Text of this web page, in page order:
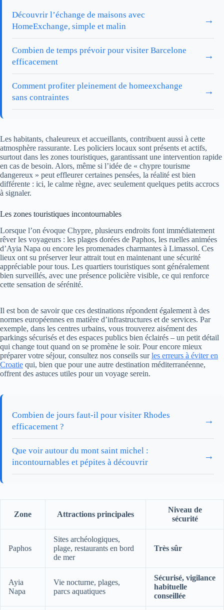
Découvrir l’échange de maisons avec
HomeExchange, simple et malin
→
Combien de temps prévoir pour visiter Barcelone
efficacement
→
Comment profiter pleinement de homeexchange
sans contraintes
→
Les habitants, chaleureux et accueillants, contribuent aussi à cette
atmosphère rassurante. Les policiers locaux sont présents et actifs,
surtout dans les zones touristiques, garantissant une intervention rapide
en cas de besoin. Alors, même si l’idée de « chypre tourisme
dangereux » peut effleurer certaines pensées, la réalité est bien
différente : ici, le calme règne, avec seulement quelques petits accrocs
à signaler.
Les zones touristiques incontournables
Lorsque l’on évoque Chypre, plusieurs endroits font immédiatement
rêver les voyageurs : les plages dorées de Paphos, les ruelles animées
d’Ayia Napa ou encore les promenades charmantes à Limassol. Ces
lieux ont su préserver leur attrait tout en maintenant une sécurité
appréciable pour tous. Les quartiers touristiques sont généralement
bien surveillés, avec une présence policière visible, ce qui renforce
cette sensation de sérénité.
Il est bon de savoir que ces destinations répondent également à des
normes européennes en matière d’infrastructures et de services. Par
exemple, dans les centres urbains, vous trouverez aisément des
parkings sécurisés et des espaces publics bien éclairés – un petit détail
qui change tout quand on se promène le soir. Pour encore mieux
préparer votre séjour, consultez nos conseils surles erreurs à éviter en
Croatie qui, bien que pour une autre destination méditerranéenne,
offrent des astuces utiles pour un voyage serein.
Combien de jours faut-il pour visiter Rhodes
efficacement ?
→
Que voir autour du mont saint michel :
incontournables et pépites à découvrir
→
Zone Attractions principales
Niveau de
sécurité
Paphos
Sites archéologiques,
plage, restaurants en bord
de mer
Très sûr
Ayia
Napa
Vie nocturne, plages,
parcs aquatiques
Sécurisé, vigilance
habituelle
conseillée